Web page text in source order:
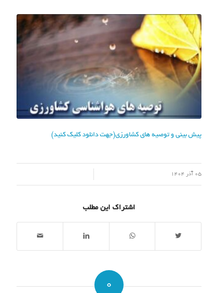
پیش بینی و توصیه های کشاورزی(جهت دانلود کلیک کنید)
05 آذر 1404
اشتراک این مطلب
0